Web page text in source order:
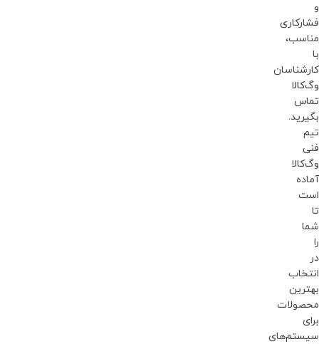
و
فشارکاری
مناسب،
با
کارشناسان
وگ‌کالا
تماس
بگیرید.
تیم
فنی
وگ‌کالا
آماده
است
تا
شما
را
در
انتخاب
بهترین
محصولات
برای
سیستم‌های